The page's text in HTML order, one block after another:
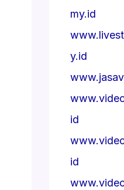
my.id
y.id
id
id